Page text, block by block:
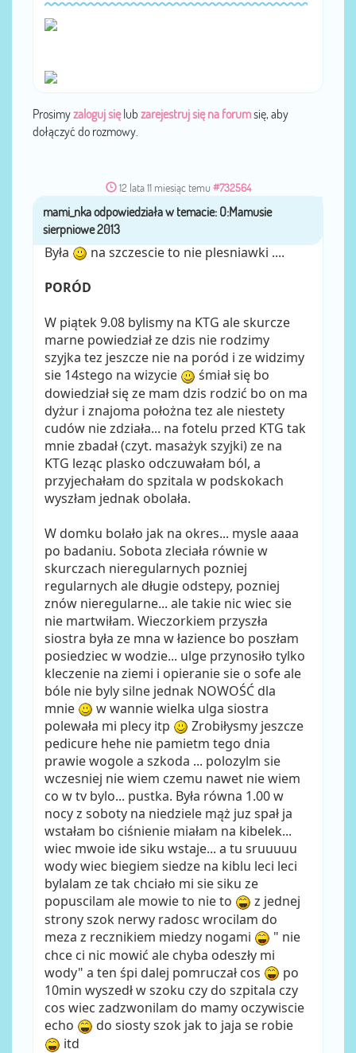
Prosimyzaloguj sięlub zarejestruj się na forumsię, aby
dołączyć do rozmowy.
12 lata 11 miesiąc temu #732564
przezmami_nka
Była na szczescie to nie plesniawki ....
PORÓD
W piątek 9.08 bylismy na KTG ale skurcze
marne powiedział ze dzis nie rodzimy
szyjka tez jeszcze nie na poród i ze widzimy
sie 14stego na wizycie
śmiał się bo
dowiedział się ze mam dzis rodzić bo on ma
dyżur i znajoma położna tez ale niestety
cudów nie zdziała... na fotelu przed KTG tak
mnie zbadał (czyt. masażyk szyjki) ze na
KTG leząc plasko odczuwałam ból, a
przyjechałam do spzitala w podskokach
wyszłam jednak obolała.
W domku bolało jak na okres... mysle aaaa
po badaniu. Sobota zleciała równie w
skurczach nieregularnych pozniej
regularnych ale długie odstepy, pozniej
znów nieregularne... ale takie nic wiec sie
nie martwiłam. Wieczorkiem przyszła
siostra była ze mna w łazience bo poszłam
posiedziec w wodzie... ulge przynosiło tylko
kleczenie na ziemi i opieranie sie o sofe ale
bóle nie byly silne jednak NOWOŚĆ dla
mnie
w wannie wielka ulga siostra
polewała mi plecy itp
Zrobiłysmy jeszcze
pedicure hehe nie pamietm tego dnia
prawie wogole a szkoda ... polozylm sie
wczesniej nie wiem czemu nawet nie wiem
co w tv bylo... pustka. Była równa 1.00 w
nocy z soboty na niedziele mąż juz spał ja
wstałam bo ciśnienie miałam na kibelek...
wiec mwoie ide siku wstaje... a tu sruuuuu
wody wiec biegiem siedze na kiblu leci leci
bylalam ze tak chciało mi sie siku ze
popuscilam ale mowie to nie to
z jednej
strony szok nerwy radosc wrocilam do
meza z recznikiem miedzy nogami
" nie
chce ci nic mowić ale chyba odeszły mi
wody" a ten śpi dalej pomruczał cos
po
10min wyszedł w szoku czy do szpitala czy
cos wiec zadzwonilam do mamy oczywiscie
echo
do siosty szok jak to jaja se robie
itd